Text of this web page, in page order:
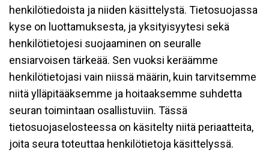
henkilötiedoista ja niiden käsittelystä. Tietosuojassa
kyse on luottamuksesta, ja yksityisyytesi sekä
henkilötietojesi suojaaminen on seuralle
ensiarvoisen tärkeää. Sen vuoksi keräämme
henkilötietojasi vain niissä määrin, kuin tarvitsemme
niitä ylläpitääksemme ja hoitaaksemme suhdetta
seuran toimintaan osallistuviin. Tässä
tietosuojaselosteessa on käsitelty niitä periaatteita,
joita seura toteuttaa henkilötietoja käsittelyssä.